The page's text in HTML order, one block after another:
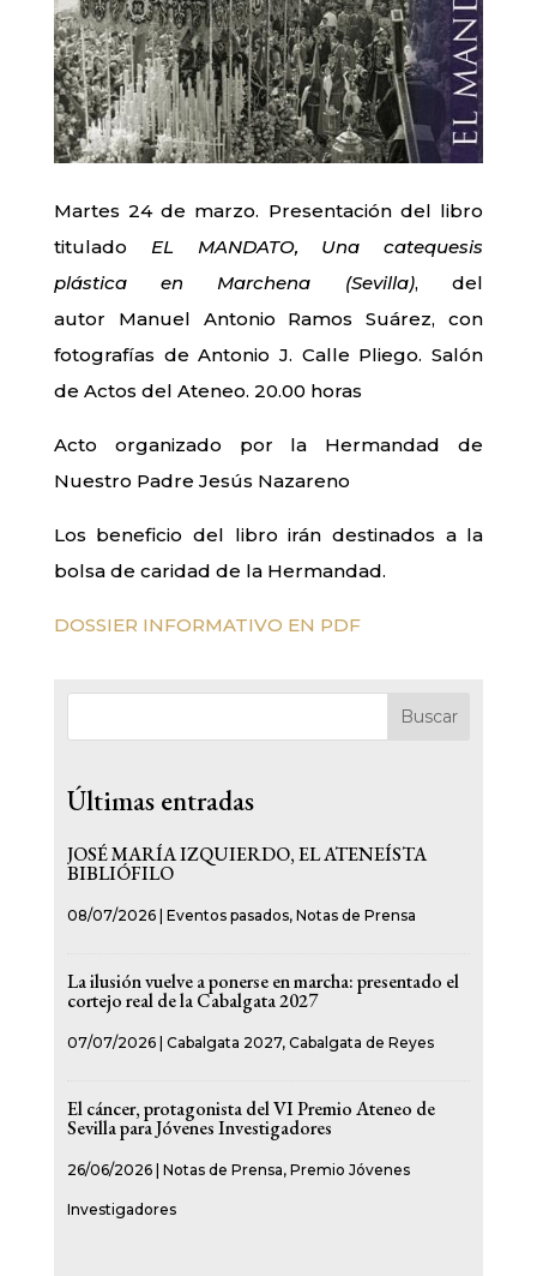
Martes 24 de marzo. Presentación del libro
titulado EL MANDATO, Una catequesis
plástica en Marchena (Sevilla), del
autor Manuel Antonio Ramos Suárez, con
fotografías de Antonio J. Calle Pliego. Salón
de Actos del Ateneo. 20.00 horas
Acto organizado por la Hermandad de
Nuestro Padre Jesús Nazareno
Los beneficio del libro irán destinados a la
bolsa de caridad de la Hermandad.
DOSSIER INFORMATIVO EN PDF
Buscar
Últimas entradas
JOSÉ MARÍA IZQUIERDO, EL ATENEÍSTA
BIBLIÓFILO
08/07/2026| Eventos pasados, Notas de Prensa
La ilusión vuelve a ponerse en marcha: presentado el
cortejo real de la Cabalgata 2027
07/07/2026| Cabalgata 2027, Cabalgata de Reyes
El cáncer, protagonista del VI Premio Ateneo de
Sevilla para Jóvenes Investigadores
26/06/2026| Notas de Prensa, Premio Jóvenes
Investigadores